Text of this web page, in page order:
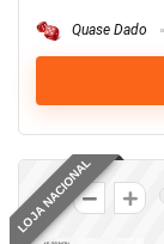
Quase Dado
LOJA NACIONAL
0